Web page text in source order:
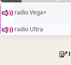
radio Vega+
radio Ultra